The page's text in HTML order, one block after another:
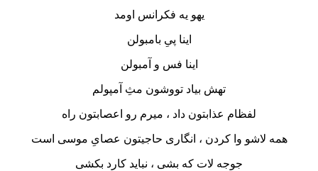
یهو یه فکرانس اومد
اینا پیِ بامبولن
اینا فس و آمبولن
تهش بیاد تووشون مثِ آمپولم
لفظام عذابتون داد ، میرم رو اعصابتون راه
همه لاشو وا کردن ، انگاری حاجیتون عصایِ موسی است
جوجه لات که بشی ، نباید کارد بکشی